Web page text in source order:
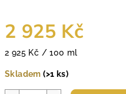
2 925 Kč
Měrná
2 925 Kč / 100 ml
Skladem(>1 ks)